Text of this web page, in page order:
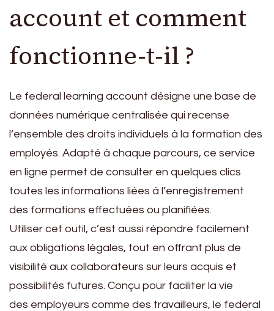
account et comment
fonctionne-t-il ?
Le federal learning account désigne une base de
données numérique centralisée qui recense
l’ensemble des droits individuels à la formation des
employés. Adapté à chaque parcours, ce service
en ligne permet de consulter en quelques clics
toutes les informations liées à l’enregistrement
des formations effectuées ou planifiées.
Utiliser cet outil, c’est aussi répondre facilement
aux obligations légales, tout en offrant plus de
visibilité aux collaborateurs sur leurs acquis et
possibilités futures. Conçu pour faciliter la vie
des employeurs comme des travailleurs, le federal